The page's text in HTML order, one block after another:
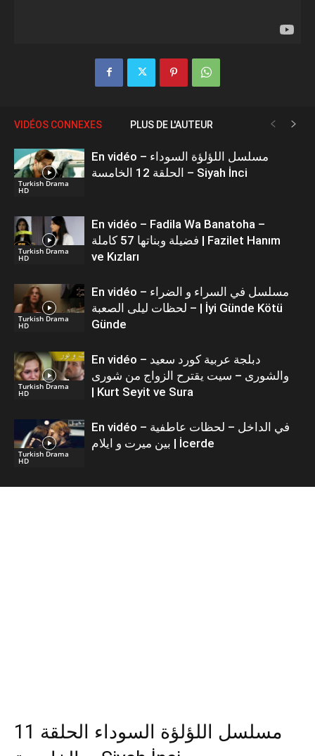
VIDÉOS CONNEXES PLUS DE L'AUTEUR
Turkish Drama
HD
En vidéo – مسلسل اللؤلؤة السوداء
الحلقة 12 الخامسة – Siyah İnci
Turkish Drama
HD
En vidéo – Fadila Wa Banatoha –
فضيلة وبناتها 57 كاملة | Fazilet Hanım
ve Kızları
Turkish Drama
HD
En vidéo – مسلسل في السراء و الضراء
– لحظات ليلى الصعبة | İyi Günde Kötü
Günde
Turkish Drama
HD
En vidéo – دبلجة عربية كورد سعيد
والشورى – سيت يقترح الزواج من شورى
| Kurt Seyit ve Sura
Turkish Drama
HD
En vidéo – في الداخل – لحظات عاطفية
بين ميرت و ايلام | İcerde
مسلسل اللؤلؤة السوداء الحلقة 11